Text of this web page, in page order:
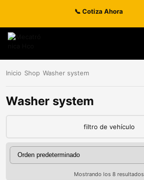
📞 Cotiza Ahora
Inicio Shop Washer system
Washer system
filtro de vehículo
Mostrando los 8 resultados